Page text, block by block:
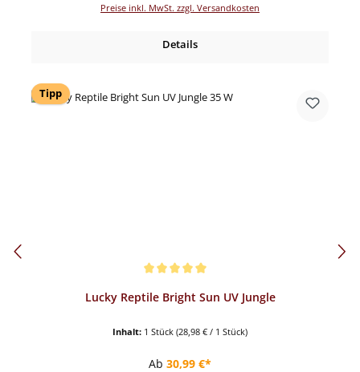
Preise inkl. MwSt. zzgl. Versandkosten
Details
Tipp
Lucky Reptile Bright Sun UV Jungle
Inhalt: 1 Stück (28,98 € / 1 Stück)
Regulärer Preis:
Ab 30,99 €*